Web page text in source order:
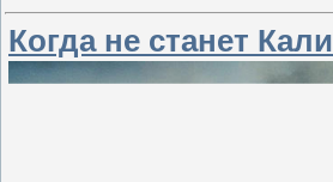
Когда не станет